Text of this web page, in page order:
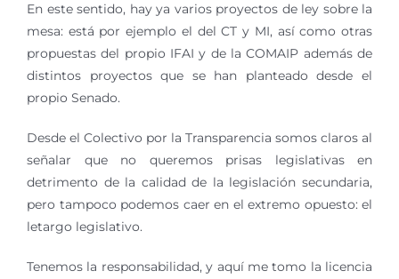
En este sentido, hay ya varios proyectos de ley sobre la
mesa: está por ejemplo el del CT y MI, así como otras
propuestas del propio IFAI y de la COMAIP además de
distintos proyectos que se han planteado desde el
propio Senado.
Desde el Colectivo por la Transparencia somos claros al
señalar que no queremos prisas legislativas en
detrimento de la calidad de la legislación secundaria,
pero tampoco podemos caer en el extremo opuesto: el
letargo legislativo.
Tenemos la responsabilidad, y aquí me tomo la licencia